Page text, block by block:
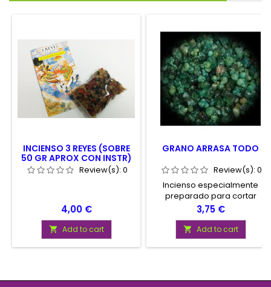
INCIENSO 3 REYES (SOBRE
50 GR APROX CON INSTR)
Review(s): 0
Price
4,00 €
 Add to cart
GRANO ARRASA TODO
Review(s): 0
Incienso especialmente
preparado para cortar
trabajos de magia negra,
puesto en la persona o
víctima dañada, resolviendo
así cualquier problema por
más fuerte que este sea. 20 -
Price
3,75 €
 Add to cart